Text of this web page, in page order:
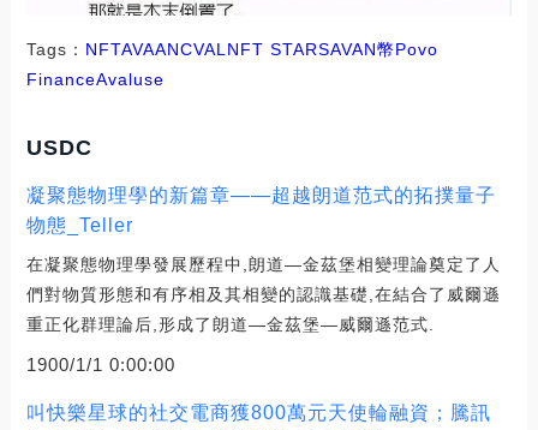
Tags： NFTAVAANCVAL NFT STARSAVAN幣Povo
FinanceAvaluse
USDC
凝聚態物理學的新篇章——超越朗道范式的拓撲量子
物態_Teller
在凝聚態物理學發展歷程中,朗道—金茲堡相變理論奠定了人
們對物質形態和有序相及其相變的認識基礎,在結合了威爾遜
重正化群理論后,形成了朗道—金茲堡—威爾遜范式.
1900/1/1 0:00:00
叫快樂星球的社交電商獲800萬元天使輪融資；騰訊